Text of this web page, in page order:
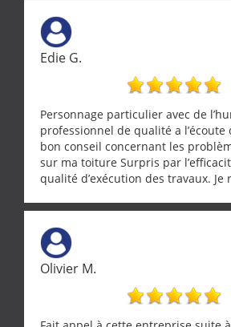
Edie G.
Personnage particulier avec de
professionnel de qualité a l’écoute
bon conseil concernant les
sur ma toiture Surpris par
qualité d’exécution des travaux. Je
Olivier M.